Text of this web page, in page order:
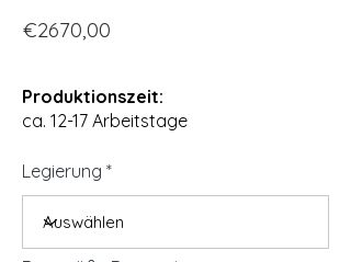
€2670,00
Produktionszeit:
ca. 12-17 Arbeitstage
Legierung